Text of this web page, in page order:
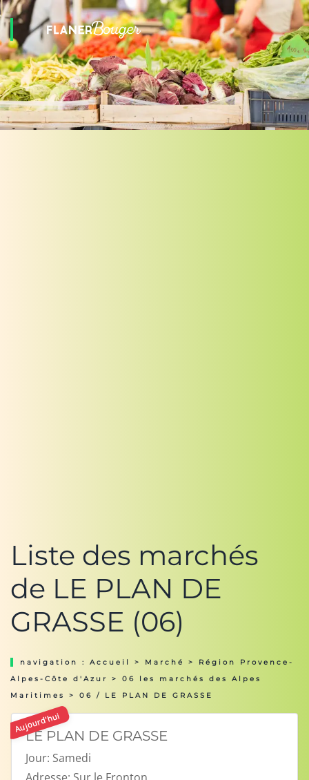
Liste des marchés
de LE PLAN DE
GRASSE (06)
navigation : Accueil > Marché > Région Provence-
Alpes-Côte d'Azur
> 06 les marchés des Alpes
Maritimes
> 06 / LE PLAN DE GRASSE
Aujourd'hui
LE PLAN DE GRASSE
Jour: Samedi